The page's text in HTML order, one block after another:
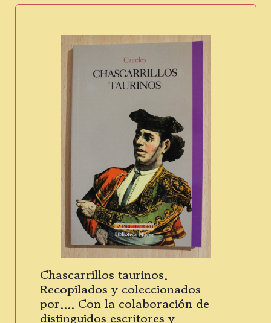
Chascarrillos taurinos.
Recopilados y coleccionados
por.... Con la colaboración de
distinguidos escritores y